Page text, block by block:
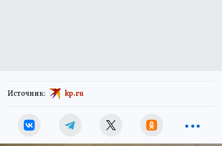
Источник: kp.ru